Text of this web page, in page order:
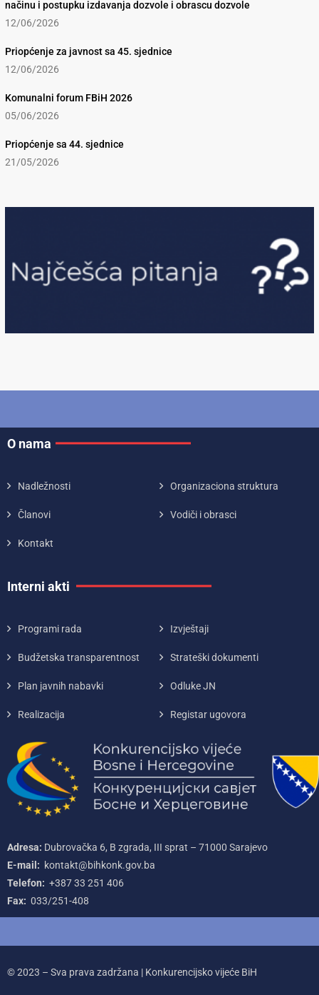
načinu i postupku izdavanja dozvole i obrascu dozvole
12/06/2026
Priopćenje za javnost sa 45. sjednice
12/06/2026
Komunalni forum FBiH 2026
05/06/2026
Priopćenje sa 44. sjednice
21/05/2026
O nama
Nadležnosti Organizaciona struktura
Članovi Vodiči i obrasci
Kontakt
Interni akti
Programi rada Izvještaji
Budžetska transparentnost Strateški dokumenti
Plan javnih nabavki Odluke JN
Realizacija Registar ugovora
Adresa: Dubrovačka 6, B zgrada, III sprat – 71000‌ Sarajevo
E-mail: kontakt@bihkonk.gov.ba
Telefon: +387‌ 33‌ 251‌ 406
Fax: 033/251-408
© 2023 – Sva prava zadržana | Konkurencijsko vijeće BiH